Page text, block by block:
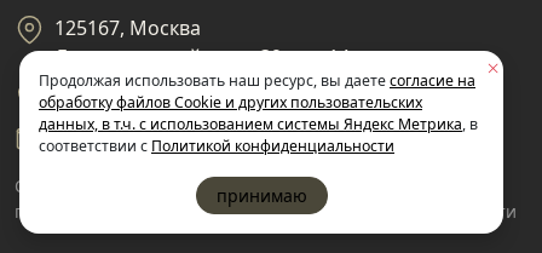
125167, Москва
Ленинградский пр-кт 39, стр 14
+7 495 945-59-99
gf@gorby.ru
Cогласие на обработку
пользовательских данных
конфиденциальности
Продолжая использовать наш ресурс, вы даетесогласие на
обработку файлов Cookie и других пользовательских
данных, в т.ч. с использованием системы Яндекс Метрика, в
соответствии с Политикой конфиденциальности
принимаю